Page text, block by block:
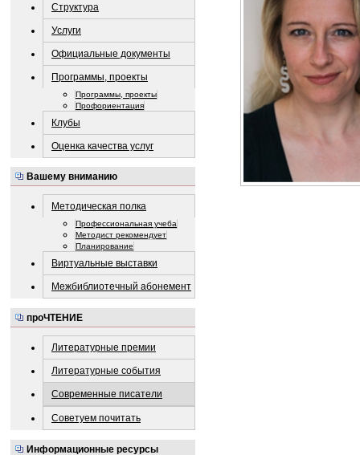
Структура
Услуги
Официальные документы
Программы, проекты
Программы, проекты
Профориентация
Клубы
Оценка качества услуг
Вашему вниманию
Методическая полка
Профессиональная учеба
Методист рекомендует
Планирование
Виртуальные выставки
Межбиблиотечный абонемент
проЧТЕНИЕ
Литературные премии
Литературные события
Современные писатели
Советуем почитать
Информационные ресурсы